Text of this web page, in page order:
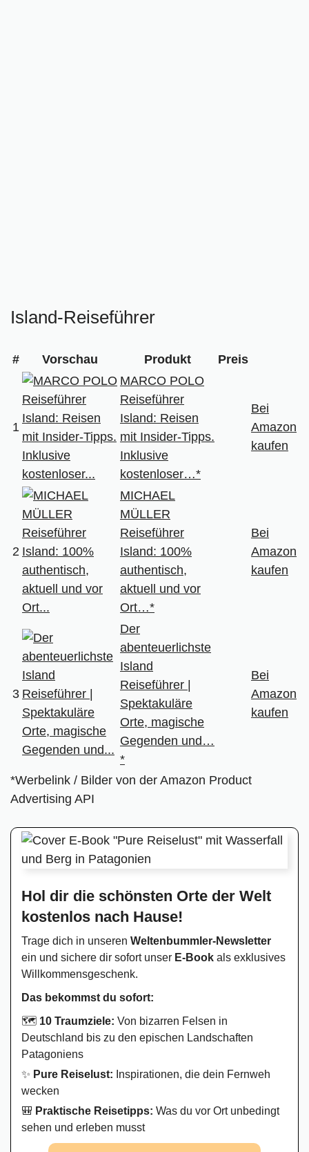
Island-Reiseführer
# Vorschau Produkt Preis
1
MARCO POLO
Reiseführer
Island: Reisen
mit Insider-Tipps.
Inklusive
kostenloser…*
Bei
Amazon
kaufen
2
MICHAEL
MÜLLER
Reiseführer
Island: 100%
authentisch,
aktuell und vor
Ort…*
Bei
Amazon
kaufen
3
Der
abenteuerlichste
Island
Reiseführer |
Spektakuläre
Orte, magische
Gegenden und…
*
Bei
Amazon
kaufen
*Werbelink / Bilder von der Amazon Product
Advertising API
Hol dir die schönsten Orte der Welt
kostenlos nach Hause!
Trage dich in unseren Weltenbummler-Newsletter
ein und sichere dir sofort unser E-Book als exklusives
Willkommensgeschenk.
Das bekommst du sofort:
🗺️ 10 Traumziele: Von bizarren Felsen in
Deutschland bis zu den epischen Landschaften
Patagoniens
✨ Pure Reiselust: Inspirationen, die dein Fernweh
wecken
🎒 Praktische Reisetipps: Was du vor Ort unbedingt
sehen und erleben musst